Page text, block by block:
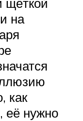
на
как
её нужно